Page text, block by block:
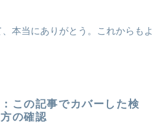
、本当にありがとう。これからもよ
この記事でカバーした検
の確認